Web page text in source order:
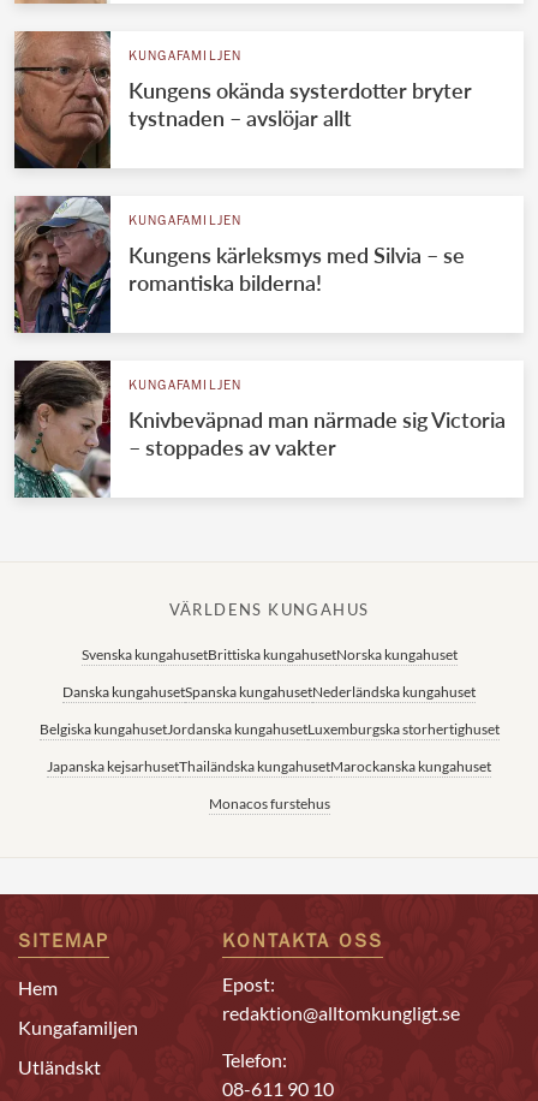
KUNGAFAMILJEN
Kungens okända systerdotter bryter
tystnaden – avslöjar allt
KUNGAFAMILJEN
Kungens kärleksmys med Silvia – se
romantiska bilderna!
KUNGAFAMILJEN
Knivbeväpnad man närmade sig Victoria
– stoppades av vakter
VÄRLDENS KUNGAHUS
Svenska kungahusetBrittiska kungahusetNorska kungahuset
Danska kungahusetSpanska kungahusetNederländska kungahuset
Belgiska kungahusetJordanska kungahusetLuxemburgska storhertighuset
Japanska kejsarhusetThailändska kungahusetMarockanska kungahuset
Monacos furstehus
SITEMAP
Hem
Kungafamiljen
Utländskt
KONTAKTA OSS
Epost:
redaktion@alltomkungligt.se
Telefon:
08-611 90 10